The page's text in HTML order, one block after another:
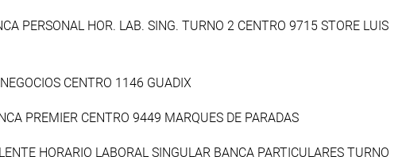
PERSONAL HOR. LAB. SING. TURNO 2 CENTRO 9715 STORE LUIS
CENTRO 1146 GUADIX
PREMIER CENTRO 9449 MARQUES DE PARADAS
HORARIO LABORAL SINGULAR BANCA PARTICULARES TURNO